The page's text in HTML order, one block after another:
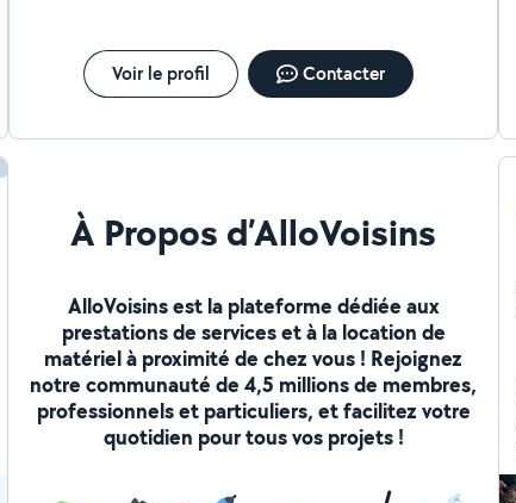
Voir le profil Contacter
À Propos d’AlloVoisins
AlloVoisins est la plateforme dédiée aux
prestations de services et à la location de
matériel à proximité de chez vous ! Rejoignez
notre communauté de 4,5 millions de membres,
professionnels et particuliers, et facilitez votre
quotidien pour tous vos projets !